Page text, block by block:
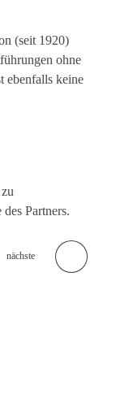
(seit 1920)
ohne
ebenfalls keine
Partners.
nächste